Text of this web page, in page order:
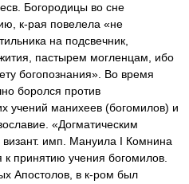
Богородицы во сне
к-рая повелела «не
на подсвечник,
пастырем могленцам, ибо
богопознания». Во время
боролся против
учений манихеев (богомилов) и
«Догматическим
имп. Мануила I Комнина
принятию учения богомилов.
Апостолов, в к-ром был